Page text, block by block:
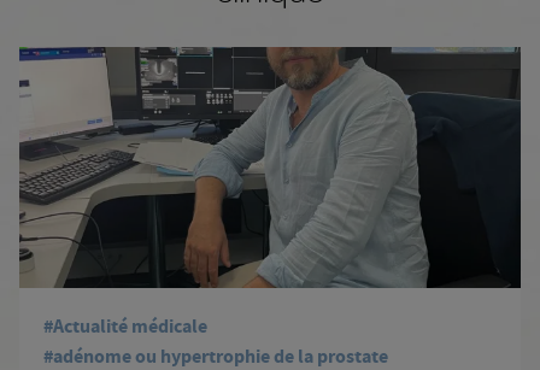
#Actualité médicale
#adénome ou hypertrophie de la prostate